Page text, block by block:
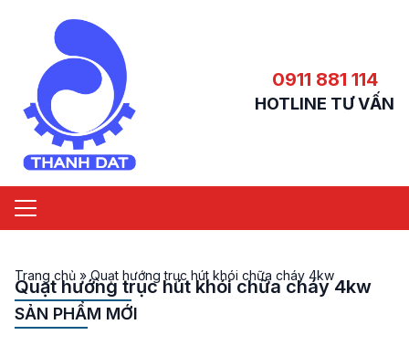
0911 881 114
HOTLINE TƯ VẤN
Trang chủ »Quạt hướng trục hút khói chữa cháy 4kw
Quạt hướng trục hút khói chữa cháy 4kw
SẢN PHẨM MỚI